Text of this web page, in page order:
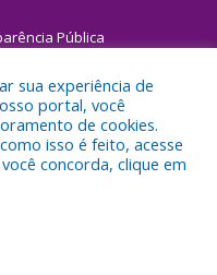
Pública
Municipal de Igarapé-
sua experiência de
portal, você
de cookies.
isso é feito, acesse
você concorda, clique em